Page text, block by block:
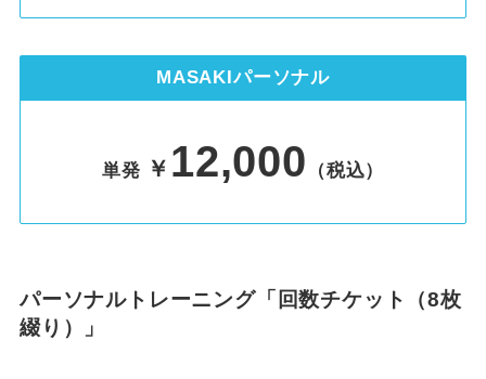
MASAKIパーソナル
単発 ￥ 12,000 （税込）
パーソナルトレーニング「回数チケット（8枚
綴り）」